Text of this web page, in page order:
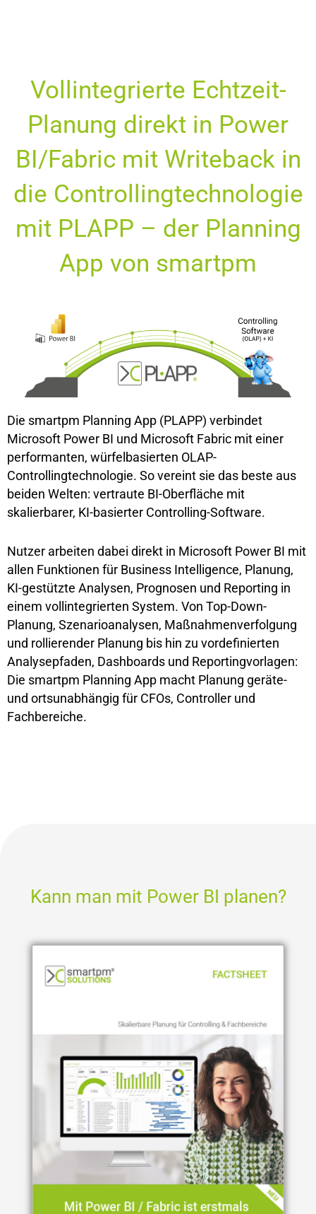
Vollintegrierte Echtzeit-
Planung direkt in Power
BI/Fabric mit Writeback in
die Controllingtechnologie
mit PLAPP – der Planning
App von smartpm
Die smartpm Planning App (PLAPP) verbindet
Microsoft Power BI und Microsoft Fabric mit einer
performanten, würfelbasierten OLAP-
Controllingtechnologie. So vereint sie das beste aus
beiden Welten: vertraute BI-Oberfläche mit
skalierbarer, KI-basierter Controlling-Software.
Nutzer arbeiten dabei direkt in Microsoft Power BI mit
allen Funktionen für Business Intelligence, Planung,
KI-gestützte Analysen, Prognosen und Reporting in
einem vollintegrierten System. Von Top-Down-
Planung, Szenarioanalysen, Maßnahmenverfolgung
und rollierender Planung bis hin zu vordefinierten
Analysepfaden, Dashboards und Reportingvorlagen:
Die smartpm Planning App macht Planung geräte-
und ortsunabhängig für CFOs, Controller und
Fachbereiche.
Kann man mit Power BI planen?